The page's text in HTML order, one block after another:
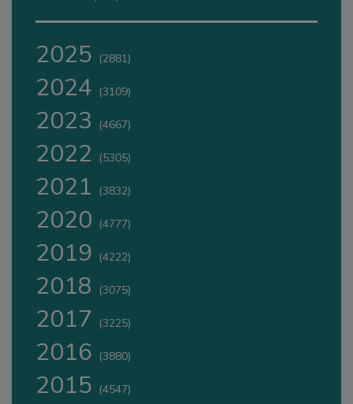
2025 (2881)
2024 (3109)
2023 (4667)
2022 (5305)
2021 (3832)
2020 (4777)
2019 (4222)
2018 (3075)
2017 (3225)
2016 (3880)
2015 (4547)